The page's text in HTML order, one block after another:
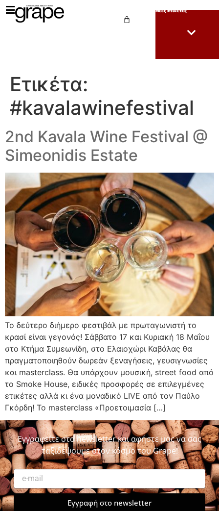
Νέες Ετικέτες
Ετικέτα:
#kavalawinefestival
2nd Kavala Wine Festival @
Simeonidis Estate
Το δεύτερο διήμερο φεστιβάλ με πρωταγωνιστή το
κρασί είναι γεγονός! Σάββατο 17 και Κυριακή 18 Μαΐου
στο Κτήμα Συμεωνίδη, στο Ελαιοχώρι Καβάλας θα
πραγματοποιηθούν δωρεάν ξεναγήσεις, γευσιγνωσίες
και masterclass. Θα υπάρχουν μουσική, street food από
το Smoke House, ειδικές προσφορές σε επιλεγμένες
ετικέτες αλλά κι ένα μοναδικό LIVE από τον Παύλο
Γκόρδη! To masterclass «Προετοιμασία […]
Εγγραφείτε στο newsletter και αφήστε μας να σας
ταξιδέψουμε στον κόσμο του Grape!
Εγγραφή στο newsletter